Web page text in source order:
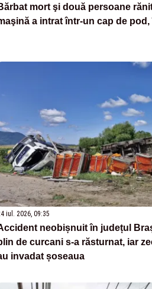
mort şi două persoane
a intrat într-un cap de
iul. 2026, 09:35
neobișnuit în județul
de curcani s-a răsturnat, iar
invadat șoseaua